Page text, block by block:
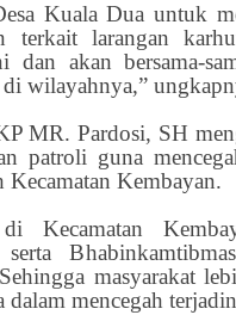
Kuala Dua untuk
terkait larangan
dan akan bersama-
wilayahnya,”
MR. Pardosi, SH
patroli guna
Kembayan.
di Kecamatan
masyarakat
dalam mencegah